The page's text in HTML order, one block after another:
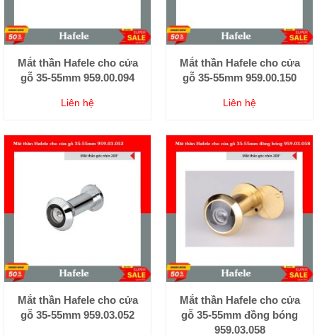
Mắt thần Hafele cho cửa
gỗ 35-55mm 959.00.094
Liên hệ
Mắt thần Hafele cho cửa
gỗ 35-55mm 959.00.150
Liên hệ
Mắt thần Hafele cho cửa
gỗ 35-55mm 959.03.052
Mắt thần Hafele cho cửa
gỗ 35-55mm đồng bóng
959.03.058